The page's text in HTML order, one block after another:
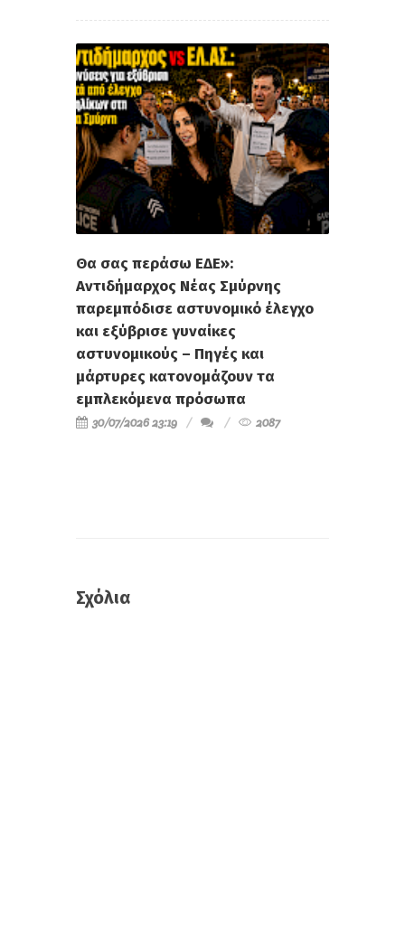
Θα σας περάσω ΕΔΕ»:
Αντιδήμαρχος Νέας Σμύρνης
παρεμπόδισε αστυνομικό έλεγχο
και εξύβρισε γυναίκες
αστυνομικούς – Πηγές και
μάρτυρες κατονομάζουν τα
εμπλεκόμενα πρόσωπα
30/07/2026 23:19 2087
Σχόλια